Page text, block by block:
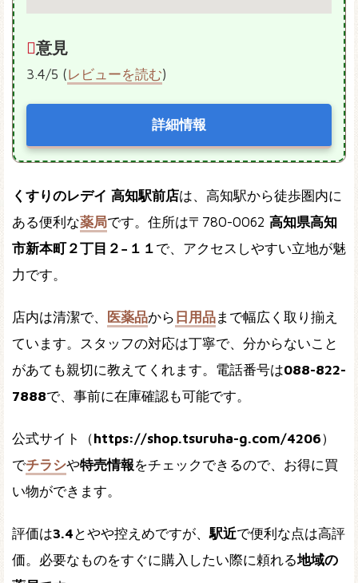
意見
3.4/5 (レビューを読む)
詳細情報
くすりのレデイ 高知駅前店は、高知駅から徒歩圏内に
ある便利な薬局です。住所は〒780-0062 高知県高知
市新本町２丁目２−１１ で、アクセスしやすい立地が魅
力です。
店内は清潔で、 医薬品から 日用品まで幅広く取り揃え
ています。スタッフの対応は丁寧で、分からないこと
があても親切に教えてくれます。電話番号は088-822-
7888で、事前に在庫確認も可能です。
公式サイト（https://shop.tsuruha-g.com/4206）
でチラシや特売情報をチェックできるので、お得に買
い物ができます。
評価は3.4 とやや控えめですが、駅近で便利な点は高評
価。必要なものをすぐに購入したい際に頼れる地域の